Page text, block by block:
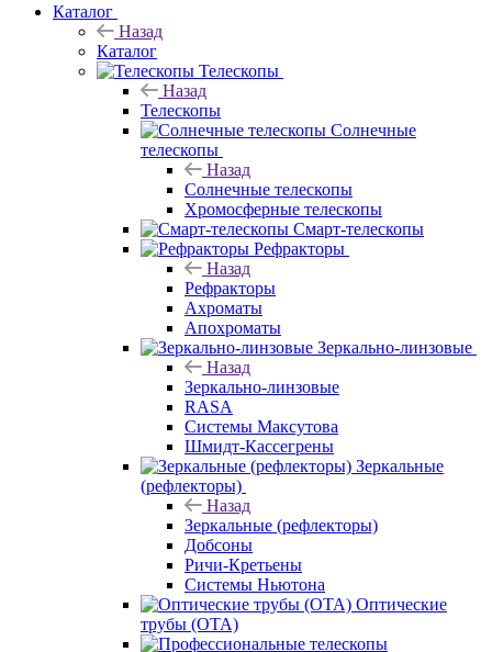
Каталог
Назад
Каталог
Телескопы
Назад
Телескопы
Солнечные
телескопы
Назад
Солнечные телескопы
Хромосферные телескопы
Смарт-телескопы
Рефракторы
Назад
Рефракторы
Ахроматы
Апохроматы
Зеркально-линзовые
Назад
Зеркально-линзовые
RASA
Системы Максутова
Шмидт-Кассегрены
Зеркальные
(рефлекторы)
Назад
Зеркальные (рефлекторы)
Добсоны
Ричи-Кретьены
Системы Ньютона
Оптические
трубы (OTA)